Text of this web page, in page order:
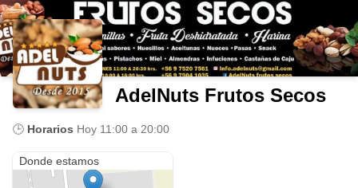
AdelNuts Frutos Secos
🕒 Horarios Hoy 11:00 a 20:00
Donde estamos